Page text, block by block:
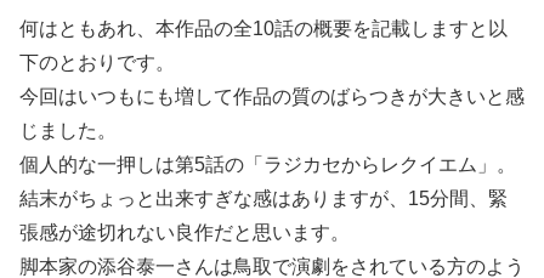
何はともあれ、本作品の全10話の概要を記載しますと以
下のとおりです。
今回はいつもにも増して作品の質のばらつきが大きいと感
じました。
個人的な一押しは第5話の「ラジカセからレクイエム」。
結末がちょっと出来すぎな感はありますが、15分間、緊
張感が途切れない良作だと思います。
脚本家の添谷泰一さんは鳥取で演劇をされている方のよう